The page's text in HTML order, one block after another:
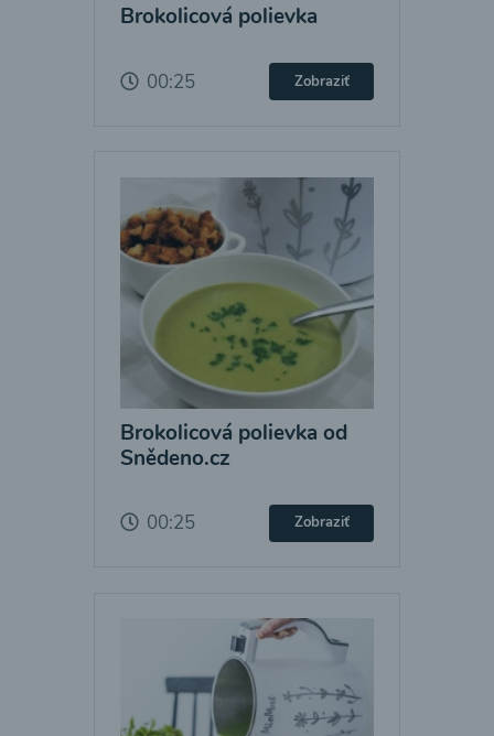
Brokolicová polievka
00:25 Zobraziť
Brokolicová polievka od
Snědeno.cz
00:25 Zobraziť